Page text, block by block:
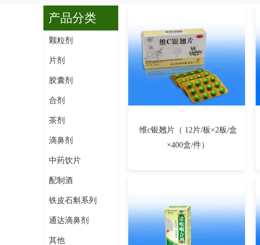
产品分类
颗粒剂
片剂
胶囊剂
合剂
茶剂
滴鼻剂
中药饮片
配制酒
铁皮石斛系列
通达滴鼻剂
其他
维c银翘片（ 12片/板×2板/盒
×400盒/件）